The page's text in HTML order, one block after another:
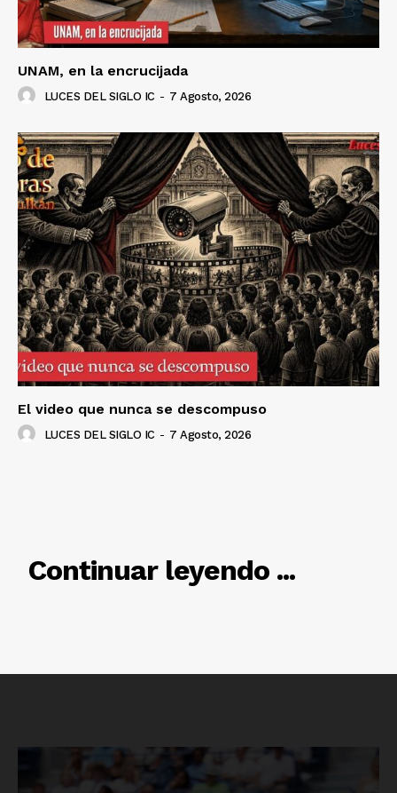
UNAM, en la encrucijada
LUCES DEL SIGLO IC - 7 Agosto, 2026
El video que nunca se descompuso
LUCES DEL SIGLO IC - 7 Agosto, 2026
Continuar leyendo ...
RELACIONADO